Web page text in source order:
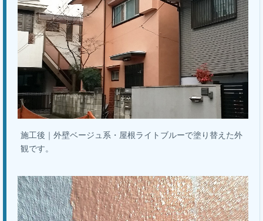
施工後｜外壁ベージュ系・屋根ライトブルーで塗り替えた外
観です。